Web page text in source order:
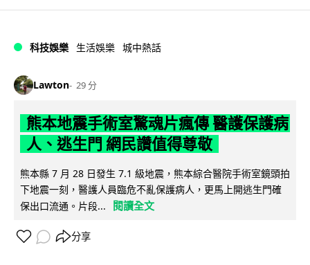
科技娛樂 生活娛樂 城中熱話
Lawton 29 分
熊本地震手術室驚魂片瘋傳 醫護保護病
人、逃生門 網民讚值得尊敬
熊本縣 7 月 28 日發生 7.1 級地震，熊本綜合醫院手術室鏡頭拍
下地震一刻，醫護人員臨危不亂保護病人，更馬上開逃生門確
保出口流通。片段...
閱讀全文
分享